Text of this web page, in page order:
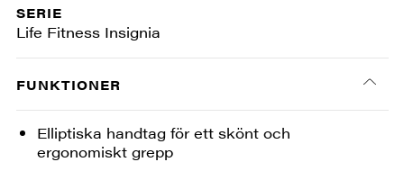
SERIE
Life Fitness Insignia
FUNKTIONER
Elliptiska handtag för ett skönt och
ergonomiskt grepp